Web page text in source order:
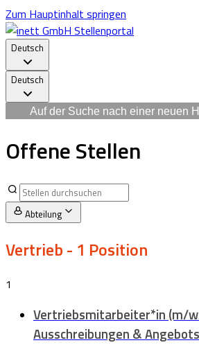
Zum Hauptinhalt springen
Deutsch
Deutsch
Auf der Suche nach einer neuen
Offene Stellen
Abteilung
Vertrieb- 1 Position
1
Vertriebsmitarbeiter*in (m/
Ausschreibungen &